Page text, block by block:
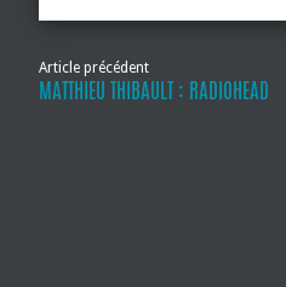
Article précédent
MATTHIEU THIBAULT : RADIOHEAD